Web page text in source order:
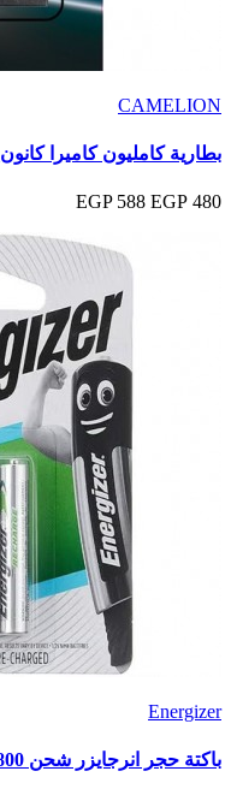
CAMELION
بطارية كامليون كاميرا كانون lp e10
480 EGP
588 EGP
Energizer
باكتة حجر انرجايزر شحن 800 مللى امبير